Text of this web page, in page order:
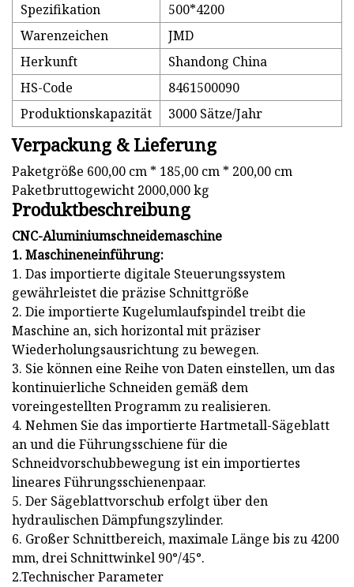
Spezifikation
500*4200
Warenzeichen
JMD
Herkunft
Shandong China
HS-Code
8461500090
Produktionskapazität
3000 Sätze/Jahr
Verpackung & Lieferung
Paketgröße 600,00 cm * 185,00 cm * 200,00 cm
Paketbruttogewicht 2000,000 kg
Produktbeschreibung
CNC-Aluminiumschneidemaschine
1. Maschineneinführung:
1. Das importierte digitale Steuerungssystem
gewährleistet die präzise Schnittgröße
2. Die importierte Kugelumlaufspindel treibt die
Maschine an, sich horizontal mit präziser
Wiederholungsausrichtung zu bewegen.
3. Sie können eine Reihe von Daten einstellen, um das
kontinuierliche Schneiden gemäß dem
voreingestellten Programm zu realisieren.
4. Nehmen Sie das importierte Hartmetall-Sägeblatt
an und die Führungsschiene für die
Schneidvorschubbewegung ist ein importiertes
lineares Führungsschienenpaar.
5. Der Sägeblattvorschub erfolgt über den
hydraulischen Dämpfungszylinder.
6. Großer Schnittbereich, maximale Länge bis zu 4200
mm, drei Schnittwinkel 90°/45°.
2.Technischer Parameter